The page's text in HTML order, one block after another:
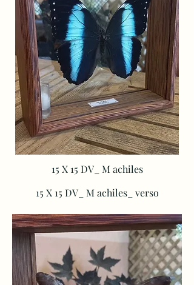
15 X 15 DV_ M achiles
15 X 15 DV_ M achiles_ verso